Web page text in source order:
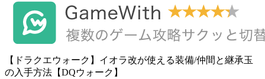
【ドラクエウォーク】イオラ改が使える装備/仲間と継承玉
の入手方法【DQウォーク】